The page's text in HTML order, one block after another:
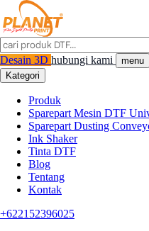
Desain 3D hubungi kami
menu
Kategori
Produk
Sparepart Mesin DTF
Sparepart Dusting
Ink Shaker
Tinta DTF
Blog
Tentang
Kontak
+622152396025